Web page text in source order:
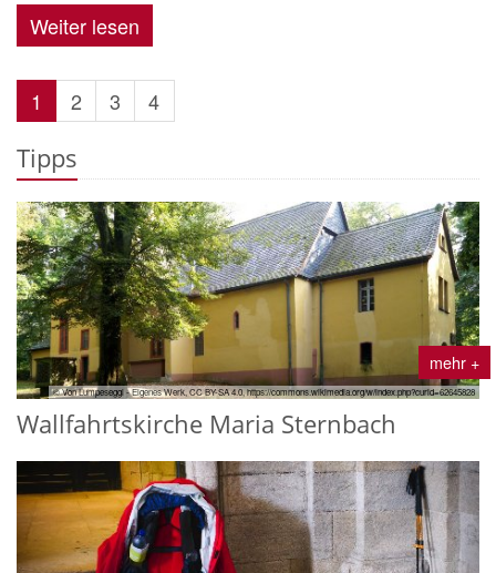
Weiter lesen
1 2 3 4
Tipps
mehr +
© Von Lumpeseggl - Eigenes Werk, CC BY-SA 4.0, https://commons.wikimedia.org/w/index.php?curid=62645828
Wallfahrtskirche Maria Sternbach